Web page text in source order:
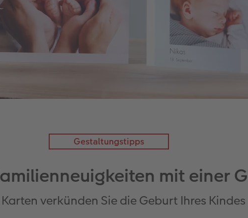
Gestaltungstipps
mit einer
verkünden Sie die Geburt Ihres